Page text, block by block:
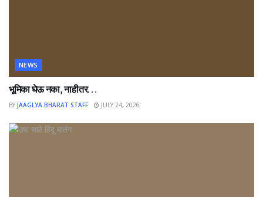
NEWS
भूमिका घेऊ नका, नाहीतर…
BY JAAGLYA BHARAT STAFF JULY 24, 2026